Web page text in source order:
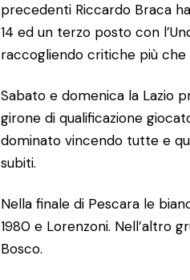
precedenti Riccardo Braca
14 ed un terzo posto con
raccogliendo critiche più che
Sabato e domenica la Lazio
girone di qualificazione
dominato vincendo tutte e
subiti.
Nella finale di Pescara le
1980 e Lorenzoni. Nell’altro
Bosco.